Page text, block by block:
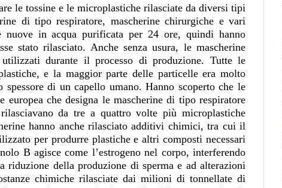
le tossine e le microplastiche rilasciate da diversi tipi
di tipo respiratore, mascherine chirurgiche e vari
nuove in acqua purificata per 24 ore, quindi hanno
stato rilasciato. Anche senza usura, le mascherine
durante il processo di produzione. Tutte le
e la maggior parte delle particelle era molto
di un capello umano. Hanno scoperto che le
che designa le mascherine di tipo respiratore
da tre a quattro volte più microplastiche
hanno anche rilasciato additivi chimici, tra cui il
per produrre plastiche e altri composti necessari
B agisce come l’estrogeno nel corpo, interferendo
riduzione della produzione di sperma e ad alterazioni
chimiche rilasciate dai milioni di tonnellate di